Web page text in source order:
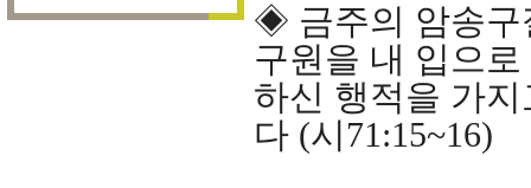
◈ 금주의 암송
구원을 내 입으
하신 행적을 가
다 (시71:15~16)